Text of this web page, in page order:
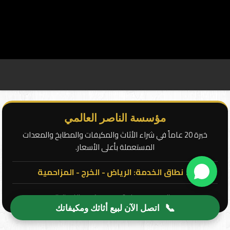
مؤسسة الناصر العالمي
خبرة 20 عاماً في شراء الأثاث والمكيفات والمطابخ والمعدات
المستعملة بأعلى الأسعار.
📍 نطاق الخدمة: الرياض - الخرج - المزاحمية
جميع الحقوق محفوظة © 2026 | مؤسسة الناصر العالمي
📞 اتصل الآن لبيع أثاثك ومكيفاتك